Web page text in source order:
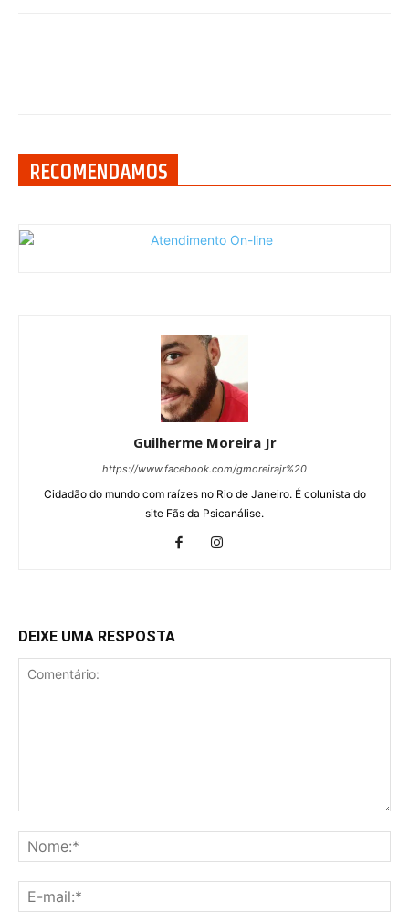
RECOMENDAMOS
Guilherme Moreira Jr
https://www.facebook.com/gmoreirajr%20
Cidadão do mundo com raízes no Rio de Janeiro. É colunista do
site Fãs da Psicanálise.
DEIXE UMA RESPOSTA